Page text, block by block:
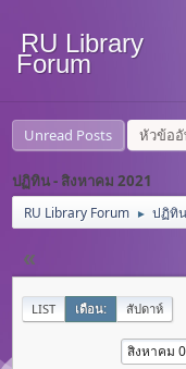
RU Library
Forum
Unread Posts หัวข้ออั
ปฏิทิน - สิงหาคม 2021
RU Library Forum ► ปฏิทิน
«
LIST เดือน: สัปดาห์